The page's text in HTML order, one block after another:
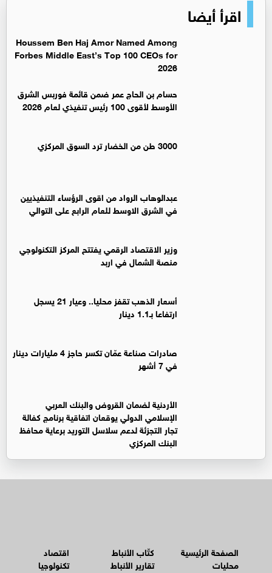
اقرأ أيضا
Houssem Ben Haj Amor Named Among
Forbes Middle East’s Top 100 CEOs for
2026
حسام بن الحاج عمر ضمن قائمة فوربس الشرق
الأوسط لأقوى 100 رئيس تنفيذي لعام 2026
3000 طن من الخضار ترد السوق المركزي
عبدالوهاب الرواد من اقوى الرؤساء التنفيذيين
في الشرق الاوسط للعام الرابع على التوالي
وزير الاقتصاد الرقمي يفتتح المركز التكنولوجي
منصة الشمال في اربد
أسعار الذهب تقفز محليا.. وعيار 21 يسجل
ارتفاعا بـ1.1 دينار
صادرات صناعة عمّان تكسر حاجز 4 مليارات دينار
في 7 أشهر
الأردنية لضمان القروض والبنك العربي
الإسلامي الدولي يوقعان اتفاقية برنامج كفالة
تجار التجزئة لدعم سلاسل التوريد برعاية محافظ
البنك المركزي
الصفحة الرئيسية
محليات
كتّاب الأنباط
تقارير الأنباط
اقتصاد
تكنولوجيا